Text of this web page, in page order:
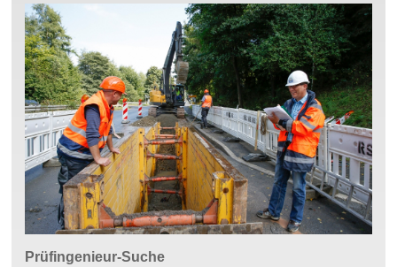
Prüfingenieur-Suche